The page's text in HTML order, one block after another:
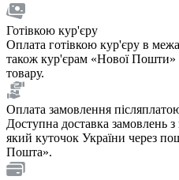
Готівкою кур'єру
Оплата готівкою кур'єру в
також кур'єрам «Нової Пошти»
товару.
Оплата замовлення
Доступна доставка замовлень
який куточок України через
Пошта».